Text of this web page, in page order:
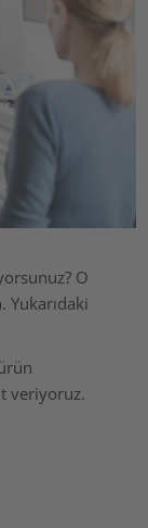
O
Yukarıdaki
veriyoruz.